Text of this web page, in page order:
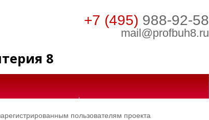
+7 (495) 988-92-58
mail@profbuh8.ru
8
пользователям проекта